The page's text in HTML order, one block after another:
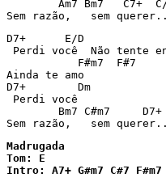
Sem razão,   sem
D7+      E/D			C#m7
Perdi você  Não tente
Ainda te amo
D7+	   Dm
Perdi você
Sem razão,   sem
Madrugada
Tom: E
Intro: A7+ G#m7 C#7